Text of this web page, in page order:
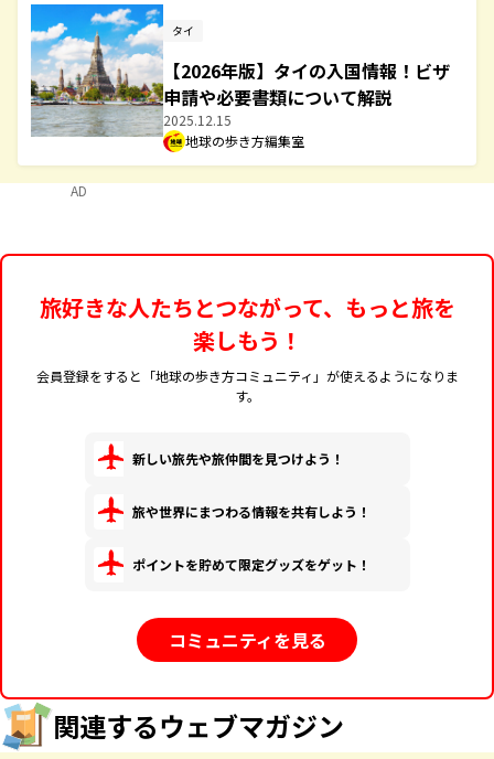
タイ
【2026年版】タイの入国情報！ビザ
申請や必要書類について解説
2025.12.15
地球の歩き方編集室
AD
旅好きな人たちとつながって、もっと旅を
楽しもう！
会員登録をすると「地球の歩き方コミュニティ」が使えるようになりま
す。
新しい旅先や旅仲間を見つけよう！
旅や世界にまつわる情報を共有しよう！
ポイントを貯めて限定グッズをゲット！
コミュニティを見る
関連するウェブマガジン